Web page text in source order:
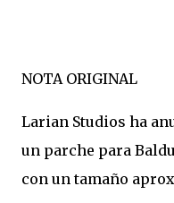
NOTA ORIGINAL
Larian Studios ha
un parche para
con un tamaño